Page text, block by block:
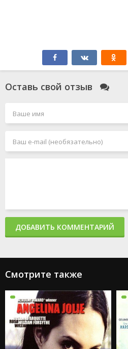
Оставь свой отзыв
ДОБАВИТЬ КОММЕНТАРИЙ
Смотрите также